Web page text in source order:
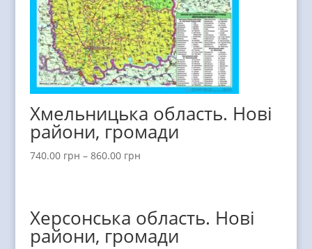
Хмельницька область. Нові
райони, громади
740.00 грн – 860.00 грн
Херсонська область. Нові
райони, громади